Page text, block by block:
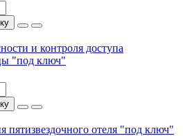
и контроля доступа
"под ключ"
пятизвездочного отеля "под ключ"